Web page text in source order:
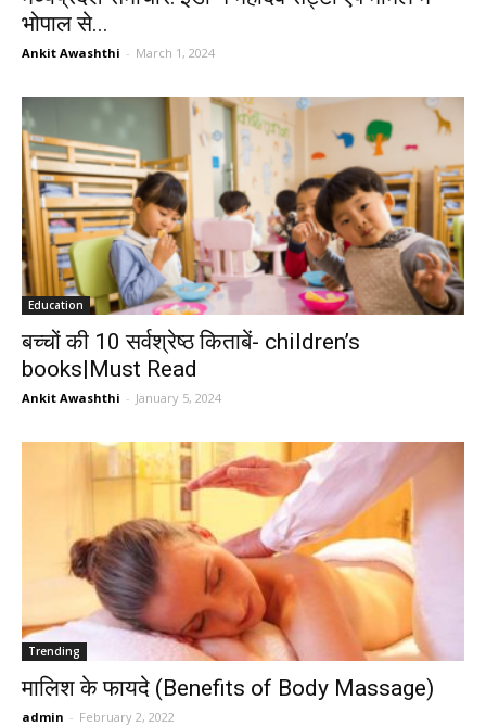
भोपाल से...
Ankit Awashthi - March 1, 2024
Education
बच्चों की 10 सर्वश्रेष्ठ किताबें- children’s
books|Must Read
Ankit Awashthi - January 5, 2024
Trending
मालिश के फायदे (Benefits of Body Massage)
admin - February 2, 2022